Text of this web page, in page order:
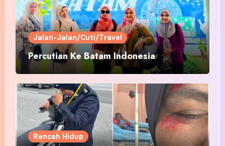
Jalan-Jalan/Cuti/Travel
Percutian Ke Batam Indonesia
Rencah Hidup